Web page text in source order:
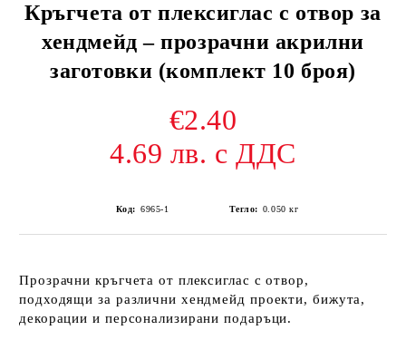
Кръгчета от плексиглас с отвор за
хендмейд – прозрачни акрилни
заготовки (комплект 10 броя)
€2.40
4.69 лв. с ДДС
Код: 6965-1 Тегло: 0.050 кг
Прозрачни кръгчета от плексиглас с отвор,
подходящи за различни хендмейд проекти, бижута,
декорации и персонализирани подаръци.